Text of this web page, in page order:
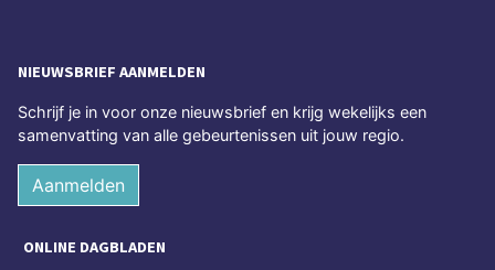
NIEUWSBRIEF AANMELDEN
Schrijf je in voor onze nieuwsbrief en krijg wekelijks een
samenvatting van alle gebeurtenissen uit jouw regio.
Aanmelden
ONLINE DAGBLADEN